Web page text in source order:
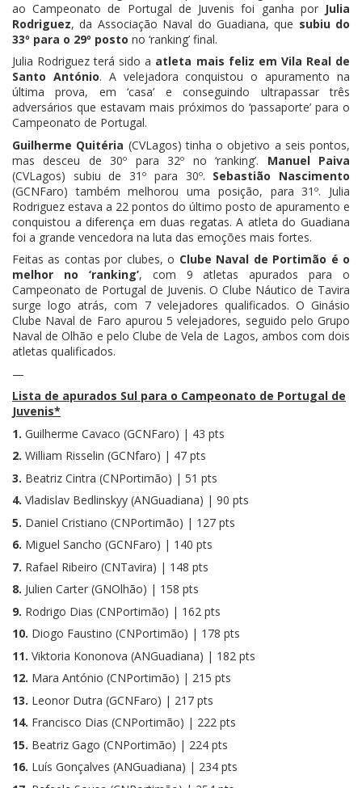
ao Campeonato de Portugal de Juvenis foi ganha por Julia
Rodriguez, da Associação Naval do Guadiana, que subiu do
33º para o 29º posto no ‘ranking’ final.
Julia Rodriguez terá sido a atleta mais feliz em Vila Real de
Santo António. A velejadora conquistou o apuramento na
última prova, em ‘casa’ e conseguindo ultrapassar três
adversários que estavam mais próximos do ‘passaporte’ para o
Campeonato de Portugal.
Guilherme Quitéria (CVLagos) tinha o objetivo a seis pontos,
mas desceu de 30º para 32º no ‘ranking’. Manuel Paiva
(CVLagos) subiu de 31º para 30º. Sebastião Nascimento
(GCNFaro) também melhorou uma posição, para 31º. Julia
Rodriguez estava a 22 pontos do último posto de apuramento e
conquistou a diferença em duas regatas. A atleta do Guadiana
foi a grande vencedora na luta das emoções mais fortes.
Feitas as contas por clubes, o Clube Naval de Portimão é o
melhor no ‘ranking’, com 9 atletas apurados para o
Campeonato de Portugal de Juvenis. O Clube Náutico de Tavira
surge logo atrás, com 7 velejadores qualificados. O Ginásio
Clube Naval de Faro apurou 5 velejadores, seguido pelo Grupo
Naval de Olhão e pelo Clube de Vela de Lagos, ambos com dois
atletas qualificados.
—
Lista de apurados Sul para o Campeonato de Portugal de
Juvenis*
1. Guilherme Cavaco (GCNFaro) | 43 pts
2. William Risselin (GCNfaro) | 47 pts
3. Beatriz Cintra (CNPortimão) | 51 pts
4. Vladislav Bedlinskyy (ANGuadiana) | 90 pts
5. Daniel Cristiano (CNPortimão) | 127 pts
6. Miguel Sancho (GCNFaro) | 140 pts
7. Rafael Ribeiro (CNTavira) | 148 pts
8. Julien Carter (GNOlhão) | 158 pts
9. Rodrigo Dias (CNPortimão) | 162 pts
10. Diogo Faustino (CNPortimão) | 178 pts
11. Viktoria Kononova (ANGuadiana) | 182 pts
12. Mara António (CNPortimão) | 215 pts
13. Leonor Dutra (GCNFaro) | 217 pts
14. Francisco Dias (CNPortimão) | 222 pts
15. Beatriz Gago (CNPortimão) | 224 pts
16. Luís Gonçalves (ANGuadiana) | 234 pts